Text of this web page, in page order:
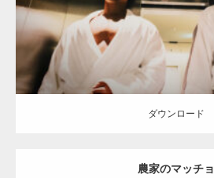
ダウンロード
ダウンロード
農家のマッチョ